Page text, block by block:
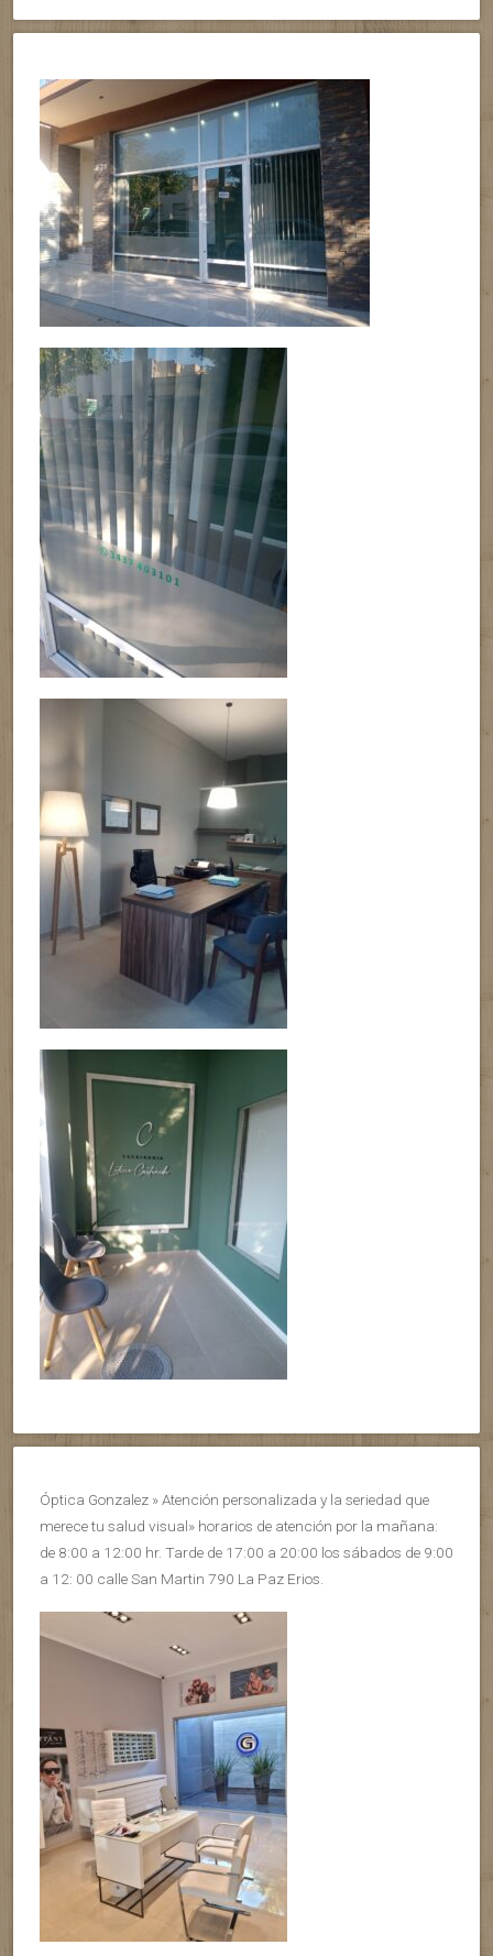
Óptica Gonzalez » Atención personalizada y la seriedad que
merece tu salud visual» horarios de atención por la mañana:
de 8:00 a 12:00 hr. Tarde de 17:00 a 20:00 los sábados de 9:00
a 12: 00 calle San Martin 790 La Paz Erios.